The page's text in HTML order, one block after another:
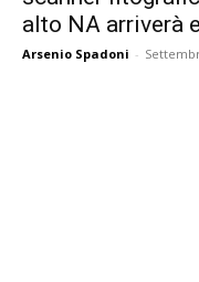
alto NA arriverà
Arsenio Spadoni -